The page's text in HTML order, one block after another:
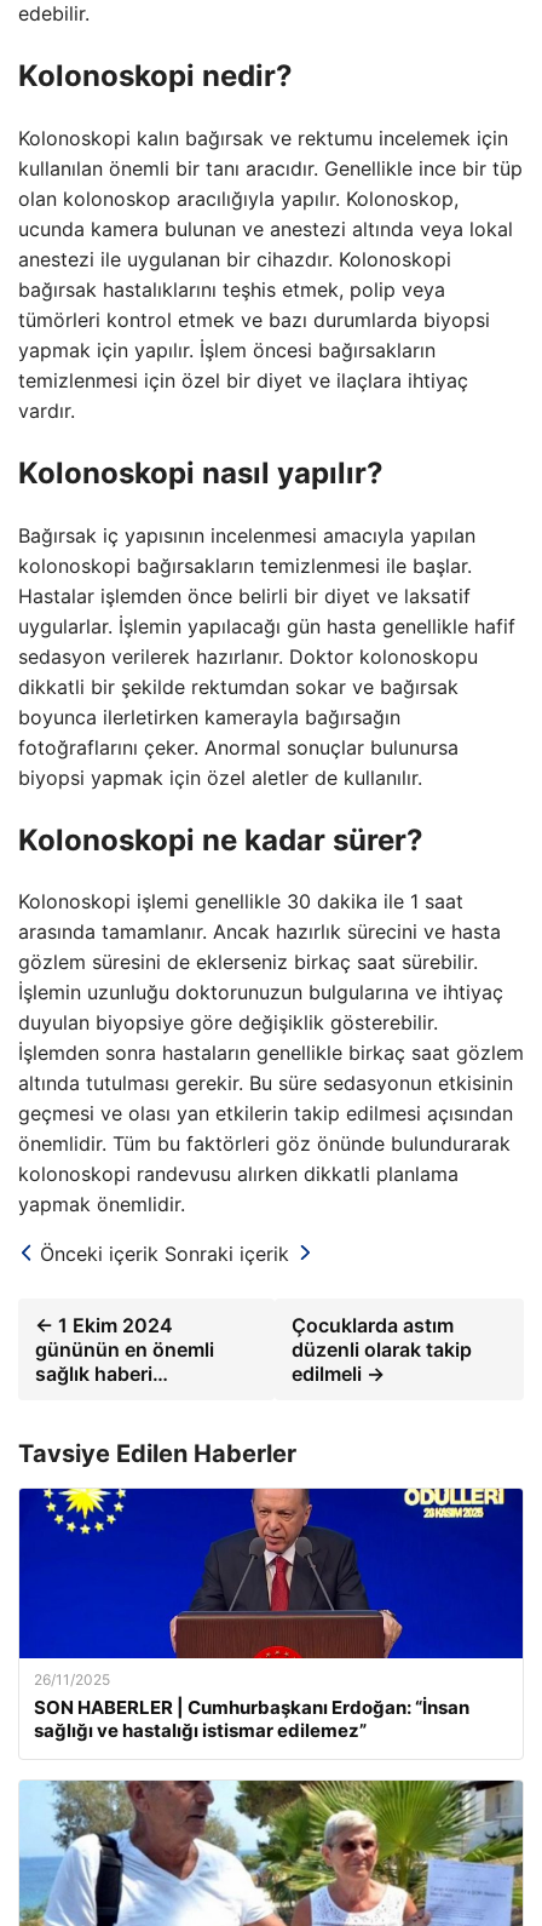
edebilir.
Kolonoskopi nedir?
Kolonoskopi kalın bağırsak ve rektumu incelemek için
kullanılan önemli bir tanı aracıdır. Genellikle ince bir tüp
olan kolonoskop aracılığıyla yapılır. Kolonoskop,
ucunda kamera bulunan ve anestezi altında veya lokal
anestezi ile uygulanan bir cihazdır. Kolonoskopi
bağırsak hastalıklarını teşhis etmek, polip veya
tümörleri kontrol etmek ve bazı durumlarda biyopsi
yapmak için yapılır. İşlem öncesi bağırsakların
temizlenmesi için özel bir diyet ve ilaçlara ihtiyaç
vardır.
Kolonoskopi nasıl yapılır?
Bağırsak iç yapısının incelenmesi amacıyla yapılan
kolonoskopi bağırsakların temizlenmesi ile başlar.
Hastalar işlemden önce belirli bir diyet ve laksatif
uygularlar. İşlemin yapılacağı gün hasta genellikle hafif
sedasyon verilerek hazırlanır. Doktor kolonoskopu
dikkatli bir şekilde rektumdan sokar ve bağırsak
boyunca ilerletirken kamerayla bağırsağın
fotoğraflarını çeker. Anormal sonuçlar bulunursa
biyopsi yapmak için özel aletler de kullanılır.
Kolonoskopi ne kadar sürer?
Kolonoskopi işlemi genellikle 30 dakika ile 1 saat
arasında tamamlanır. Ancak hazırlık sürecini ve hasta
gözlem süresini de eklerseniz birkaç saat sürebilir.
İşlemin uzunluğu doktorunuzun bulgularına ve ihtiyaç
duyulan biyopsiye göre değişiklik gösterebilir.
İşlemden sonra hastaların genellikle birkaç saat gözlem
altında tutulması gerekir. Bu süre sedasyonun etkisinin
geçmesi ve olası yan etkilerin takip edilmesi açısından
önemlidir. Tüm bu faktörleri göz önünde bulundurarak
kolonoskopi randevusu alırken dikkatli planlama
yapmak önemlidir.
Önceki içerik Sonraki içerik
← 1 Ekim 2024
gününün en önemli
sağlık haberi…
Çocuklarda astım
düzenli olarak takip
edilmeli →
Tavsiye Edilen Haberler
26/11/2025
SON HABERLER | Cumhurbaşkanı Erdoğan: “İnsan
sağlığı ve hastalığı istismar edilemez”